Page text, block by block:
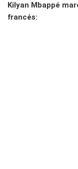
Kilyan Mbappé
francés: